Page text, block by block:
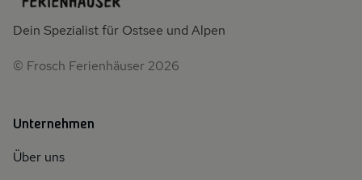
Dein Spezialist für Ostsee und Alpen
© Frosch Ferienhäuser 2026
Unternehmen
Über uns